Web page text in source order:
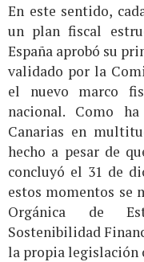
En este sentido,
un plan fiscal
España aprobó su
validado por la
el nuevo marco
nacional. Como
Canarias en
hecho a pesar de
concluyó el 31 de
estos momentos se
Orgánica de
Sostenibilidad
la propia legislación